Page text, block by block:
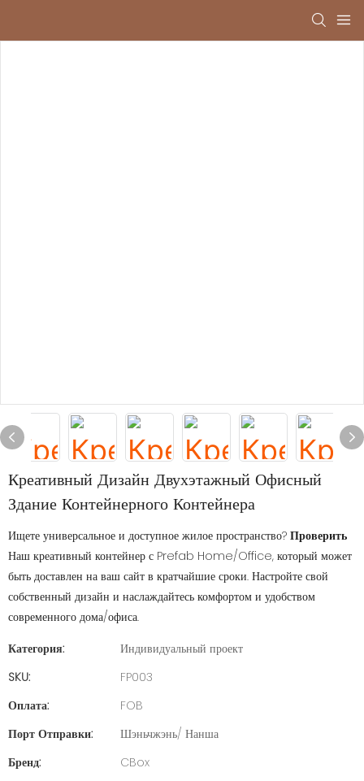
Креативный Дизайн Двухэтажный Офисный
Здание Контейнерного Контейнера
Ищете универсальное и доступное жилое пространство? Проверить
Наш креативный контейнер с Prefab Home/Office, который может
быть доставлен на ваш сайт в кратчайшие сроки. Настройте свой
собственный дизайн и наслаждайтесь комфортом и удобством
современного дома/офиса.
Категория:
Индивидуальный проект
SKU:
FP003
Оплата:
FOB
Порт Отправки:
Шэньчжэнь/ Нанша
Бренд:
CBox